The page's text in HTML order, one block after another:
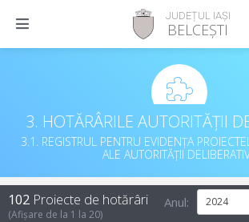
JUDEȚUL IAȘI
BELCEȘTI
3. HOTĂRÂRILE AUTORITĂȚII
3.1. REGISTRUL PENTRU EVIDENȚA
ALE AUTORITĂȚII
102 Proiecte de hotărâri
(Afișare de la 1 la 20)
Anul: